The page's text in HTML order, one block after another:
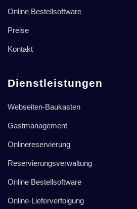
Online Bestellsoftware
Preise
Kontakt
Dienstleistungen
Webseiten-Baukasten
Gastmanagement
Onlinereservierung
Reservierungsverwaltung
Online Bestellsoftware
Online-Lieferverfolgung